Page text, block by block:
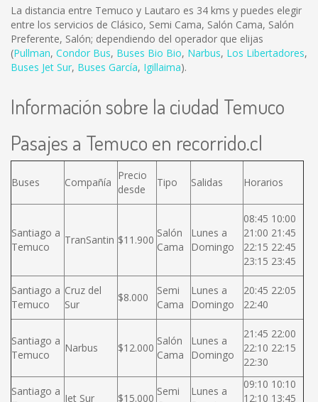
La distancia entre Temuco y Lautaro es 34 kms y puedes elegir
entre los servicios de Clásico, Semi Cama, Salón Cama, Salón
Preferente, Salón; dependiendo del operador que elijas
(Pullman, Condor Bus, Buses Bio Bio, Narbus, Los Libertadores,
Buses Jet Sur, Buses García, Igillaima).
Información sobre la ciudad Temuco
Pasajes a Temuco en recorrido.cl
Buses Compañía
Precio
desde
Tipo Salidas Horarios
Santiago a
Temuco
TranSantin $11.900
Salón
Cama
Lunes a
Domingo
08:45 10:00
21:00 21:45
22:15 22:45
23:15 23:45
Santiago a
Temuco
Cruz del
Sur
$8.000
Semi
Cama
Lunes a
Domingo
20:45 22:05
22:40
Santiago a
Temuco
Narbus $12.000
Salón
Cama
Lunes a
Domingo
21:45 22:00
22:10 22:15
22:30
Santiago a
Jet Sur $15.000
Semi
Lunes a
09:10 10:10
12:10 13:45